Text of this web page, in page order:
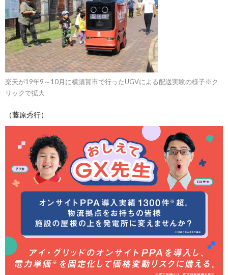
楽天が19年9～10月に横須賀市で行ったUGVによる配送実験の様子※ク
リックで拡大
（藤原秀行）